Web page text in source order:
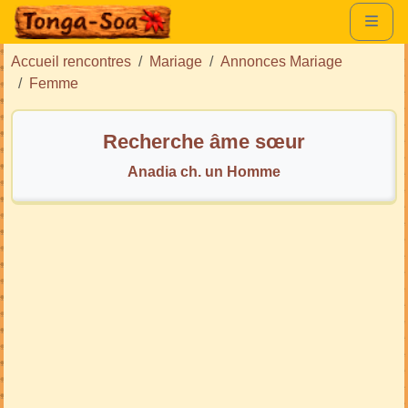
Accueil rencontres Mariage
Annonces Mariage
Femme
Recherche âme sœur
Anadia ch. un Homme